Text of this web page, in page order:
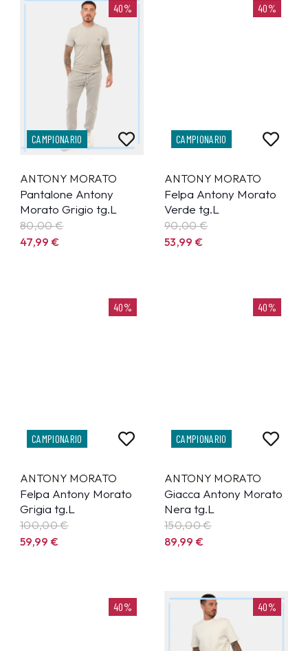
40%
CAMPIONARIO
ANTONY MORATO
Pantalone Antony
Morato Grigio tg.L
80,00 €
47,99€
40%
CAMPIONARIO
ANTONY MORATO
Felpa Antony Morato
Verde tg.L
90,00 €
53,99€
40%
CAMPIONARIO
ANTONY MORATO
Felpa Antony Morato
Grigia tg.L
100,00 €
59,99€
40%
CAMPIONARIO
ANTONY MORATO
Giacca Antony Morato
Nera tg.L
150,00 €
89,99€
40% 40%